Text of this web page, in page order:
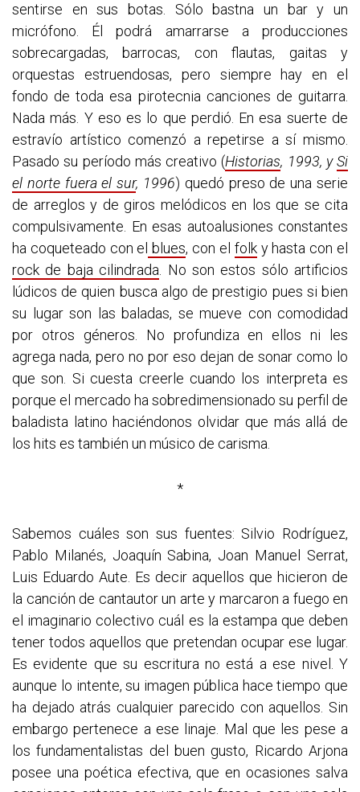
sentirse en sus botas. Sólo bastna un bar y un
micrófono. Él podrá amarrarse a producciones
sobrecargadas, barrocas, con flautas, gaitas y
orquestas estruendosas, pero siempre hay en el
fondo de toda esa pirotecnia canciones de guitarra.
Nada más. Y eso es lo que perdió. En esa suerte de
estravío artístico comenzó a repetirse a sí mismo.
Pasado su período más creativo (Historias, 1993, ySi
el norte fuera el sur, 1996) quedó preso de una serie
de arreglos y de giros melódicos en los que se cita
compulsivamente. En esas autoalusiones constantes
ha coqueteado con el blues, con el folky hasta con el
rock de baja cilindrada . No son estos sólo artificios
lúdicos de quien busca algo de prestigio pues si bien
su lugar son las baladas, se mueve con comodidad
por otros géneros. No profundiza en ellos ni les
agrega nada, pero no por eso dejan de sonar como lo
que son. Si cuesta creerle cuando los interpreta es
porque el mercado ha sobredimensionado su perfil de
baladista latino haciéndonos olvidar que más allá de
los hits es también un músico de carisma.
*
Sabemos cuáles son sus fuentes: Silvio Rodríguez,
Pablo Milanés, Joaquín Sabina, Joan Manuel Serrat,
Luis Eduardo Aute. Es decir aquellos que hicieron de
la canción de cantautor un arte y marcaron a fuego en
el imaginario colectivo cuál es la estampa que deben
tener todos aquellos que pretendan ocupar ese lugar.
Es evidente que su escritura no está a ese nivel. Y
aunque lo intente, su imagen pública hace tiempo que
ha dejado atrás cualquier parecido con aquellos. Sin
embargo pertenece a ese linaje. Mal que les pese a
los fundamentalistas del buen gusto, Ricardo Arjona
posee una poética efectiva, que en ocasiones salva